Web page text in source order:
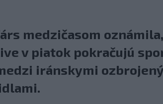
medzičasom
v piatok pokračujú
iránskymi